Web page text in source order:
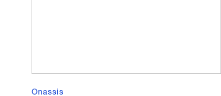
Onassis